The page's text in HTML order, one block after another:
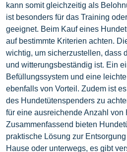
kann somit gleichzeitig als
ist besonders für das Training
geeignet. Beim Kauf eines
auf bestimmte Kriterien achten.
wichtig, um sicherzustellen, dass
und witterungsbeständig ist. Ein
Befüllungssystem und eine
ebenfalls von Vorteil. Zudem ist
des Hundetütenspenders zu
für eine ausreichende Anzahl von
Zusammenfassend bieten
praktische Lösung zur
Hause oder unterwegs, es gibt